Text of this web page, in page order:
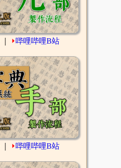
⏵哔哩哔哩B站
⏵哔哩哔哩B站